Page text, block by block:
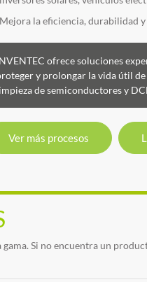
Mejora la eficiencia, durabilidad
ofrece soluciones
y prolongar la vida útil
de semiconductores y
Ver más procesos
Si no encuentra un